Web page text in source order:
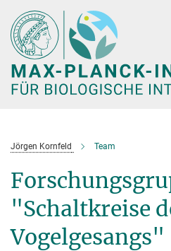
Hauptinhalt
Jörgen Kornfeld Team
"Schaltkreise
Vogelgesangs"